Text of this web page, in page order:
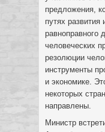
предложения,
путях
равноправного
человеческих
резолюции
инструменты
и экономике.
некоторых
направлены.
Министр